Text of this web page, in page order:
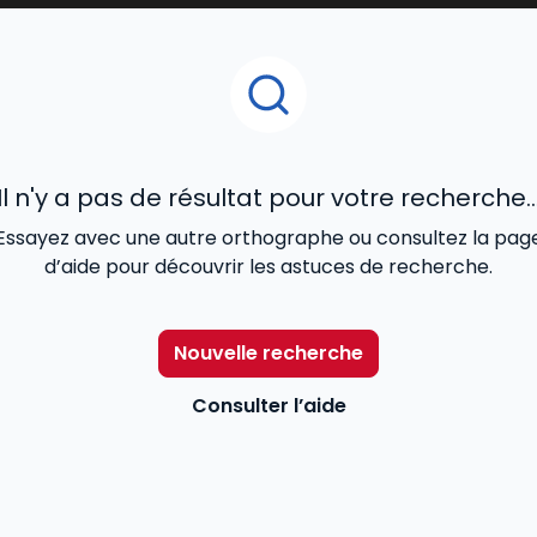
pénal, les éléments constitutifs desinfractions
adaptés à tous les niveaux, permettent
et procédure pénale
Il n'y a pas de résultat pour votre
avec une autre orthographe ou consultez la
d’aide pour découvrir les astuces de recherche.
Nouvelle recherche
Consulter l’aide